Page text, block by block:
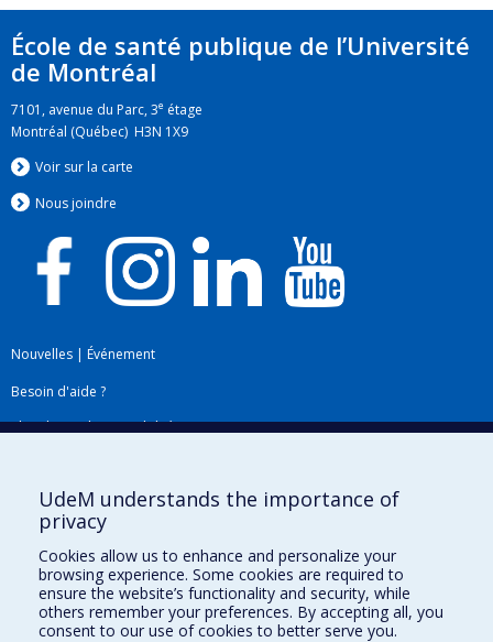
École de santé publique de l’Université
de Montréal
7101, avenue du Parc, 3e étage
Montréal (Québec) H3N 1X9
Voir sur la carte
Nous joindre
Nouvelles | Événement
Besoin d'aide ?
Plan du site|Accessibilité
Téléchargez les logos de l'ESPUM
UdeM understands the importance of
privacy
Cookies allow us to enhance and personalize your
browsing experience. Some cookies are required to
ensure the website’s functionality and security, while
others remember your preferences. By accepting all, you
consent to our use of cookies to better serve you.